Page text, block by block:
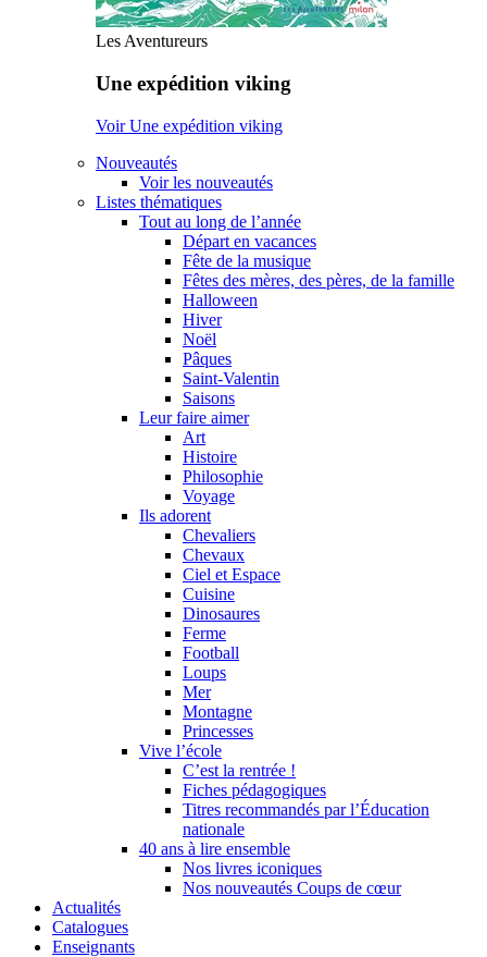
Les Aventureurs
Une expédition viking
Voir Une expédition viking
Nouveautés
Voir les nouveautés
Listes thématiques
Tout au long de l’année
Départ en vacances
Fête de la musique
Fêtes des mères, des pères, de la famille
Halloween
Hiver
Noël
Pâques
Saint-Valentin
Saisons
Leur faire aimer
Art
Histoire
Philosophie
Voyage
Ils adorent
Chevaliers
Chevaux
Ciel et Espace
Cuisine
Dinosaures
Ferme
Football
Loups
Mer
Montagne
Princesses
Vive l’école
C’est la rentrée !
Fiches pédagogiques
Titres recommandés par l’Éducation
nationale
40 ans à lire ensemble
Nos livres iconiques
Nos nouveautés Coups de cœur
Actualités
Catalogues
Enseignants